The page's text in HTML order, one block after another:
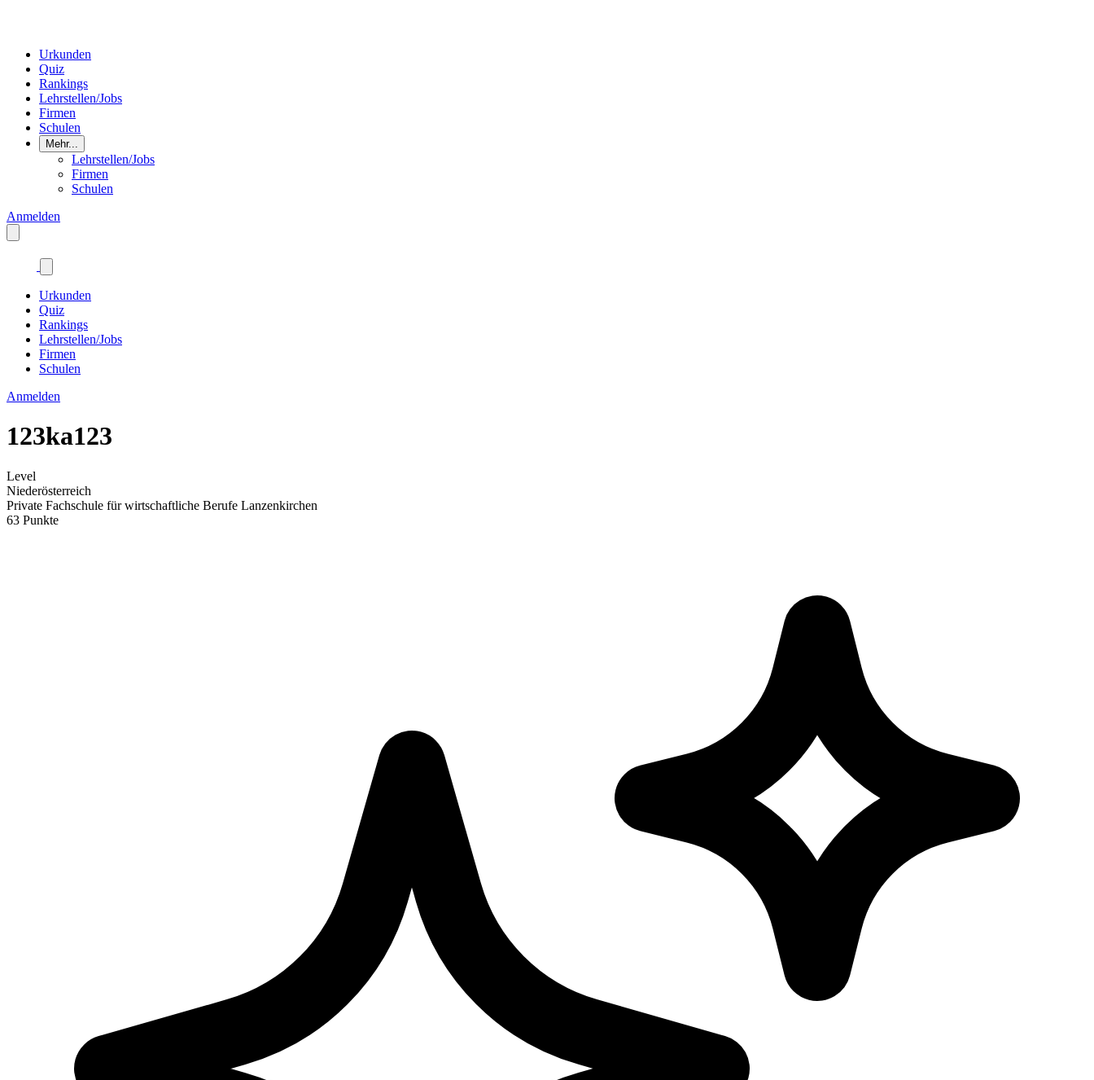
Urkunden
Quiz
Rankings
Lehrstellen/Jobs
Firmen
Schulen
Mehr...
Lehrstellen/Jobs
Firmen
Schulen
Anmelden
Urkunden
Quiz
Rankings
Lehrstellen/Jobs
Firmen
Schulen
Anmelden
123ka123
Level
Niederösterreich
Private Fachschule für wirtschaftliche Berufe Lanzenkirchen
63 Punkte